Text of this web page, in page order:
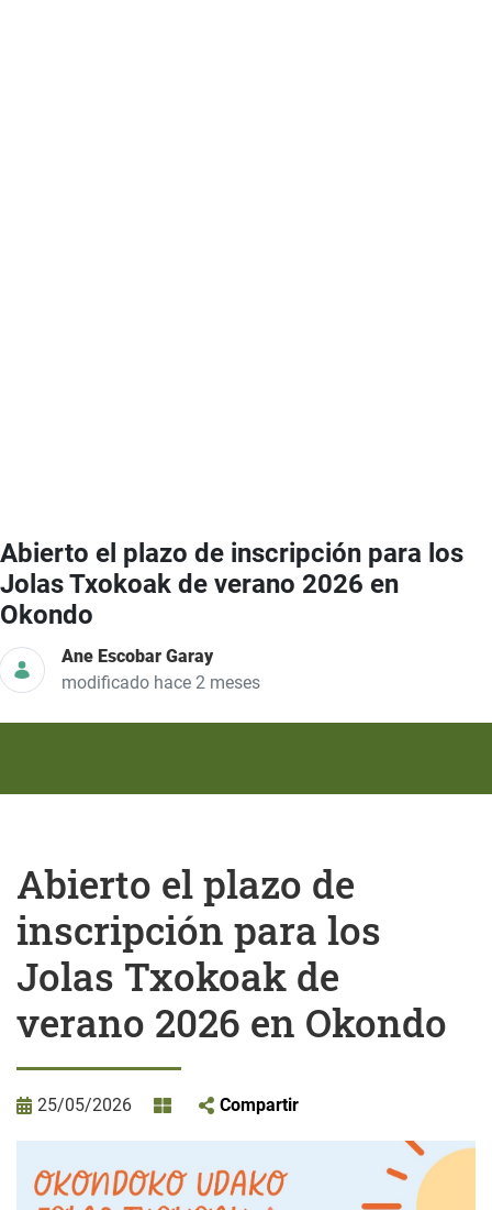
Abierto el plazo de inscripción para los
Jolas Txokoak de verano 2026 en
Okondo
Ane Escobar Garay
modificado hace 2 meses
Abierto el plazo de
inscripción para los
Jolas Txokoak de
verano 2026 en Okondo
25/05/2026 Compartir